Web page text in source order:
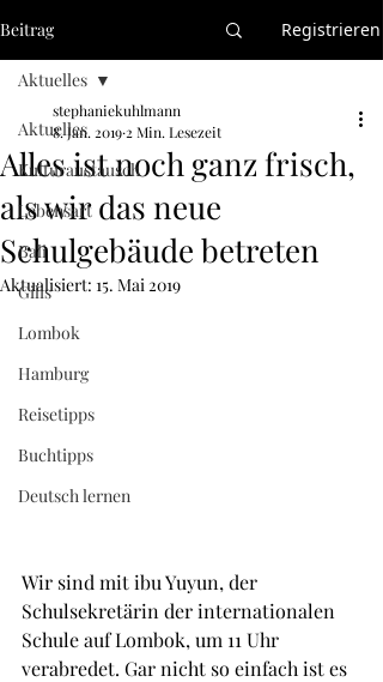
Beitrag Registrieren
Aktuelles
Kulturaustausch
Lebensart
Bali
Gilis
Lombok
Hamburg
Reisetipps
Buchtipps
Deutsch lernen
Aktuelles
Alles ist noch ganz frisch,
als wir das neue
Schulgebäude betreten
stephaniekuhlmann
8. Jan. 2019 2 Min. Lesezeit
Aktualisiert: 15. Mai 2019
Wir sind mit ibu Yuyun, der
Schulsekretärin der internationalen
Schule auf Lombok, um 11 Uhr
verabredet. Gar nicht so einfach ist es